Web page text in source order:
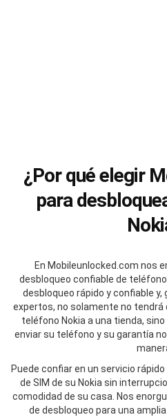
¿Por qué elegir
para
En Mobileunlocked.com nos
desbloqueo confiable de
desbloqueo rápido y confiable
expertos, no solamente no tendrá
teléfono Nokia a una tienda,
enviar su teléfono y su garantía
Puede confiar en un servicio
de SIM de su Nokia sin
comodidad de su casa. Nos
de desbloqueo para una